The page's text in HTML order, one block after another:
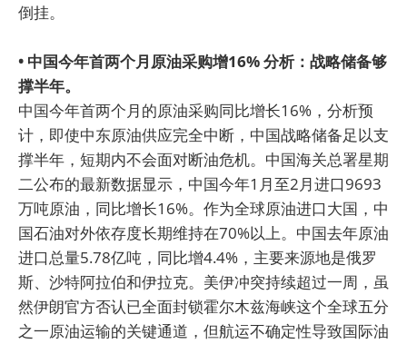
倒挂。
• 中国今年首两个月原油采购增16% 分析：战略储备够
撑半年。
中国今年首两个月的原油采购同比增长16%，分析预
计，即使中东原油供应完全中断，中国战略储备足以支
撑半年，短期内不会面对断油危机。中国海关总署星期
二公布的最新数据显示，中国今年1月至2月进口9693
万吨原油，同比增长16%。作为全球原油进口大国，中
国石油对外依存度长期维持在70%以上。中国去年原油
进口总量5.78亿吨，同比增4.4%，主要来源地是俄罗
斯、沙特阿拉伯和伊拉克。美伊冲突持续超过一周，虽
然伊朗官方否认已全面封锁霍尔木兹海峡这个全球五分
之一原油运输的关键通道，但航运不确定性导致国际油